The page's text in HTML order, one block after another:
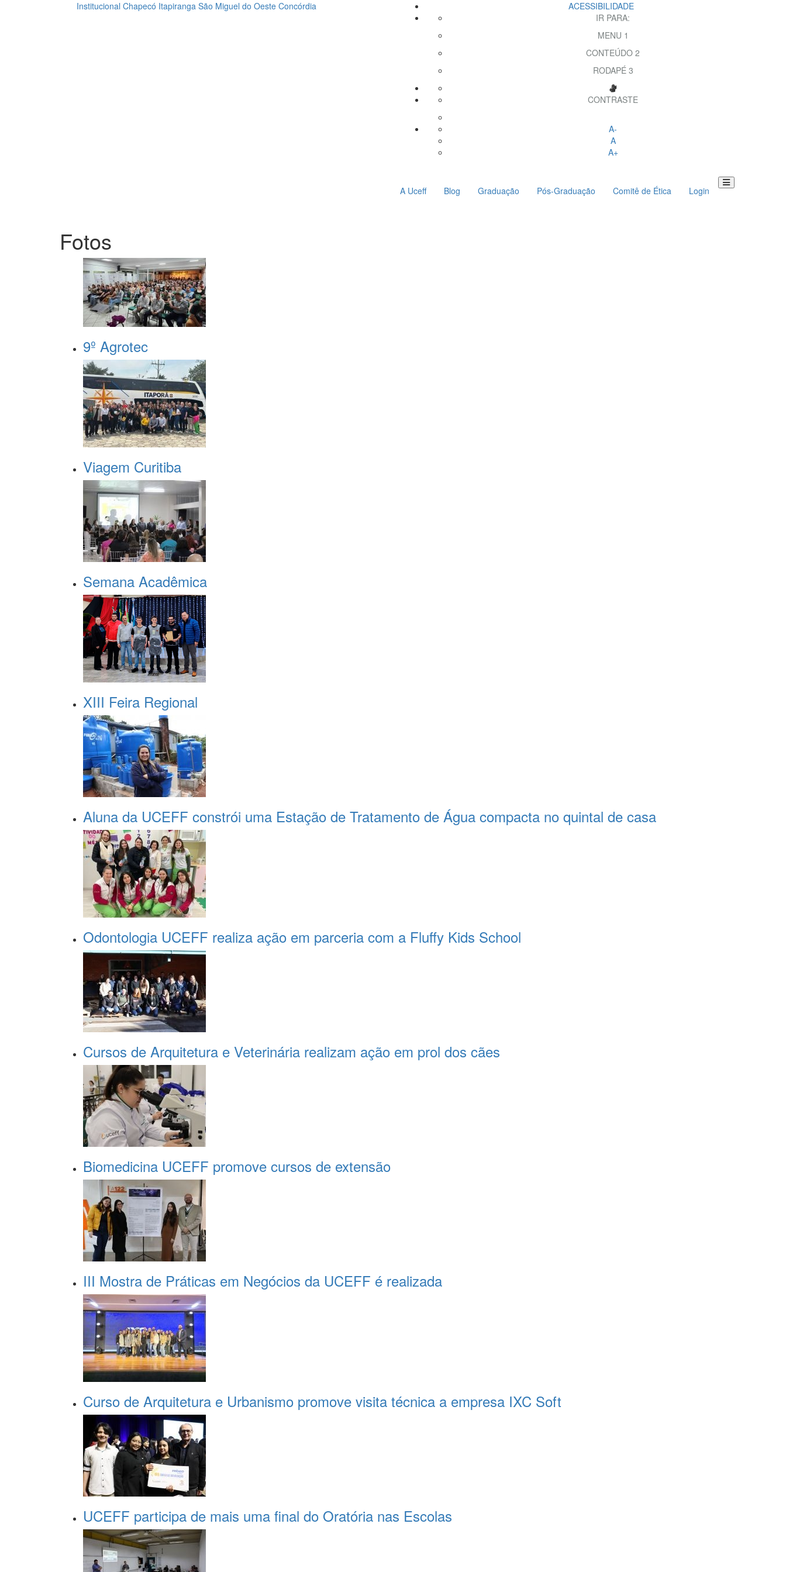
Institucional Chapecó Itapiranga São Miguel do Oeste Concórdia
ACESSIBILIDADE
IR PARA:
MENU 1
CONTEÚDO 2
RODAPÉ 3
CONTRASTE
A-
A
A+
A Uceff
Blog Graduação Pós-Graduação Comitê de Ética Login
Toggle
Fotos
9º Agrotec
Viagem Curitiba
Semana Acadêmica
XIII Feira Regional
Aluna da UCEFF constrói uma Estação de Tratamento de Água compacta no quintal de casa
Odontologia UCEFF realiza ação em parceria com a Fluffy Kids School
Cursos de Arquitetura e Veterinária realizam ação em prol dos cães
Biomedicina UCEFF promove cursos de extensão
III Mostra de Práticas em Negócios da UCEFF é realizada
Curso de Arquitetura e Urbanismo promove visita técnica a empresa IXC Soft
UCEFF participa de mais uma final do Oratória nas Escolas